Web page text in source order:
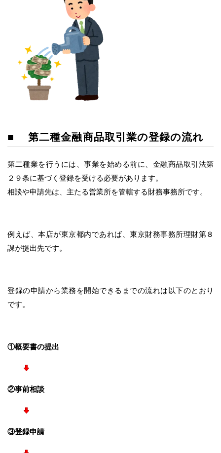
■ 第二種金融商品取引業の登録の流れ
第二種業を行うには、事業を始める前に、金融商品取引法第
２９条に基づく登録を受ける必要があります。
相談や申請先は、主たる営業所を管轄する財務事務所です。
例えば、本店が東京都内であれば、東京財務事務所理財第８
課が提出先です。
登録の申請から業務を開始できるまでの流れは以下のとおり
です。
①概要書の提出
②事前相談
③登録申請